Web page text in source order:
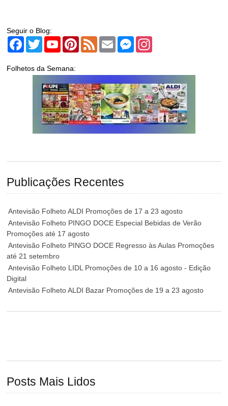
Seguir o Blog:
Facebook
TwitterYouTubePinterest
Feed Email Messenger
Folhetos da Semana:
Publicações Recentes
Antevisão Folheto ALDI Promoções de 17 a 23 agosto
Antevisão Folheto PINGO DOCE Especial Bebidas de Verão
Promoções até 17 agosto
Antevisão Folheto PINGO DOCE Regresso às Aulas Promoções
até 21 setembro
Antevisão Folheto LIDL Promoções de 10 a 16 agosto - Edição
Digital
Antevisão Folheto ALDI Bazar Promoções de 19 a 23 agosto
Posts Mais Lidos